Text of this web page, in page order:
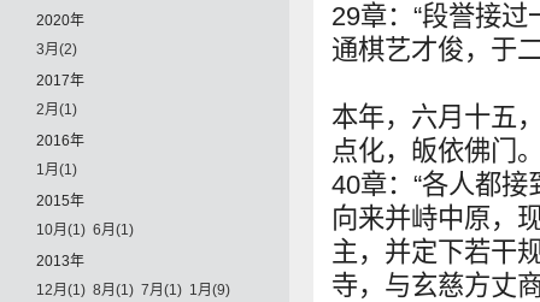
29章：“段誉接
通棋艺才俊，于
本年，六月十五
点化，皈依佛门
40章：“各人都
向来并峙中原，
主，并定下若干
寺，与玄慈方丈
2020年
3月 (2)
2017年
2月 (1)
2016年
1月 (1)
2015年
10月 (1) 6月 (1)
2013年
12月 (1) 8月 (1) 7月 (1) 1月 (9)